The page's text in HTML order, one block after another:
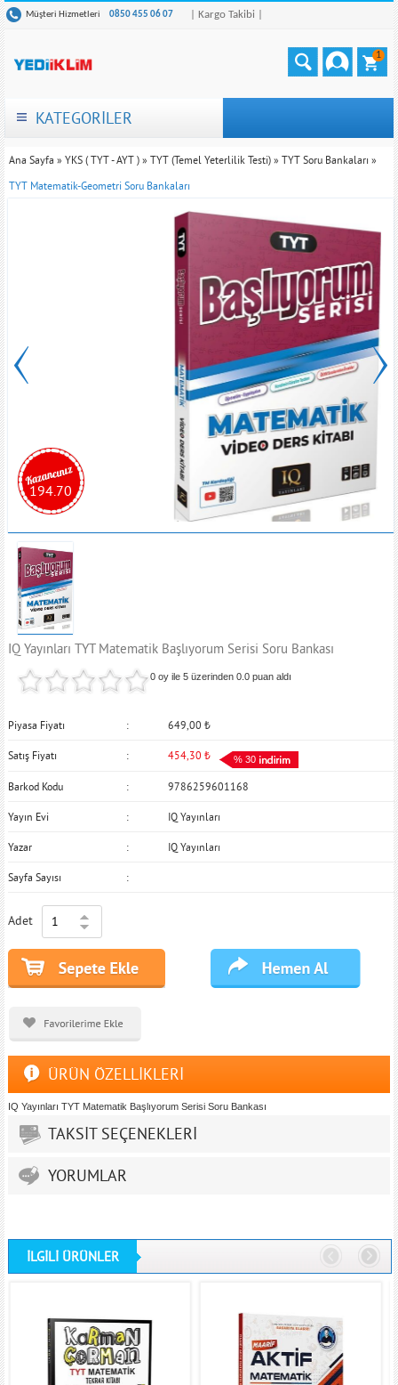
Müşteri Hizmetleri 0850 455 06 07 | Kargo Takibi |
1
KATEGORİLER
Ana Sayfa » YKS ( TYT - AYT ) » TYT (Temel Yeterlilik Testi) » TYT Soru Bankaları »
TYT Matematik-Geometri Soru Bankaları
194.70
IQ Yayınları TYT Matematik Başlıyorum Serisi Soru Bankası
0 oy ile 5 üzerinden0.0 puan aldı
Piyasa Fiyatı 649,00 ₺
Satış Fiyatı 454,30 ₺ % 30
Barkod Kodu 9786259601168
Yayın Evi IQ Yayınları
Yazar IQ Yayınları
Sayfa Sayısı
Adet
ÜRÜN ÖZELLİKLERİ
IQ Yayınları TYT Matematik Başlıyorum Serisi Soru Bankası
TAKSİT SEÇENEKLERİ
YORUMLAR
İLGİLİ ÜRÜNLER